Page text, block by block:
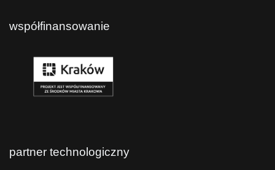
współfinansowanie
partner technologiczny